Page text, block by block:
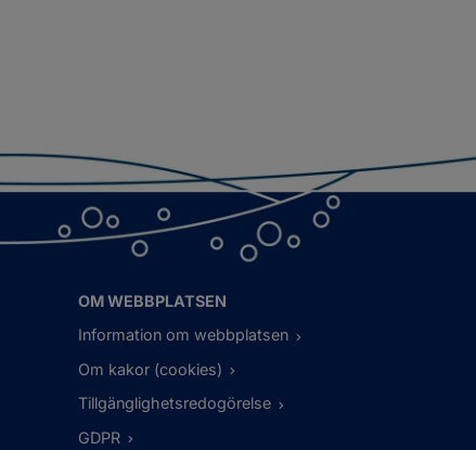
OM WEBBPLATSEN
Information om webbplatsen
Om kakor (cookies)
Tillgänglighetsredogörelse
GDPR